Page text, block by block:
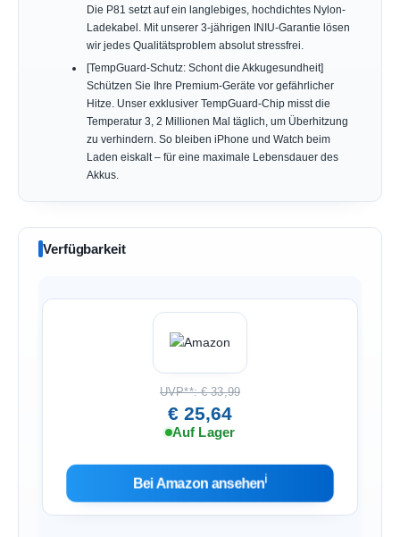
Die P81 setzt auf ein langlebiges, hochdichtes Nylon-
Ladekabel. Mit unserer 3-jährigen INIU-Garantie lösen
wir jedes Qualitätsproblem absolut stressfrei.
[TempGuard-Schutz: Schont die Akkugesundheit]
Schützen Sie Ihre Premium-Geräte vor gefährlicher
Hitze. Unser exklusiver TempGuard-Chip misst die
Temperatur 3, 2 Millionen Mal täglich, um Überhitzung
zu verhindern. So bleiben iPhone und Watch beim
Laden eiskalt – für eine maximale Lebensdauer des
Akkus.
Verfügbarkeit
UVP**: € 33,99
€ 25,64
Auf Lager
Bei Amazon ansehenℹ︎